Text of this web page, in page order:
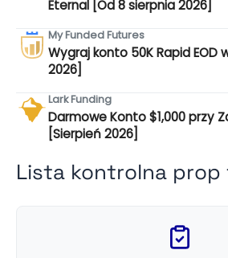
Eternal [Od 8 sierpnia 2026]
My Funded Futures
Wygraj konto 50K Rapid EOD
2026]
Lark Funding
Darmowe Konto $1,000 przy
[Sierpień 2026]
Lista kontrolna